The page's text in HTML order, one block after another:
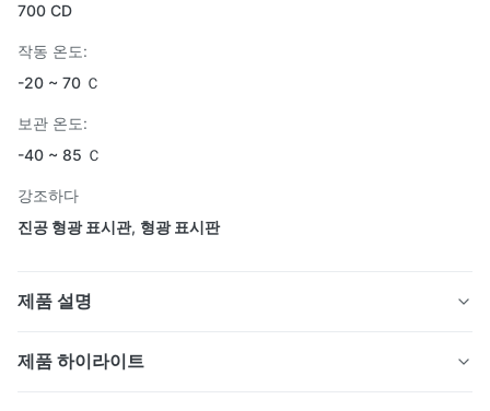
700 CD
작동 온도:
-20 ~ 70 Ｃ
보관 온도:
-40 ~ 85 Ｃ
강조하다
진공 형광 표시관, 형광 표시판
제품 설명
수점, 우수점, 단위, INB-08LM19T
제품 하이라이트